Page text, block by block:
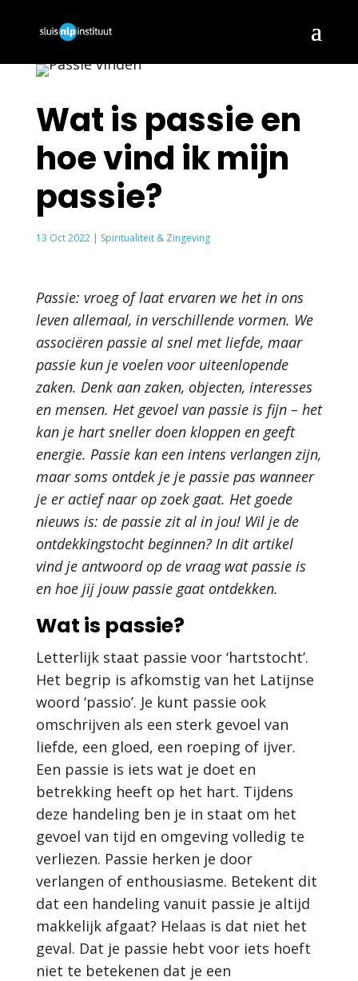
Wat is passie en
hoe vind ik mijn
passie?
13 Oct 2022| Spiritualiteit & Zingeving
Passie: vroeg of laat ervaren we het in ons
leven allemaal, in verschillende vormen. We
associëren passie al snel met liefde, maar
passie kun je voelen voor uiteenlopende
zaken. Denk aan zaken, objecten, interesses
en mensen. Het gevoel van passie is fijn – het
kan je hart sneller doen kloppen en geeft
energie. Passie kan een intens verlangen zijn,
maar soms ontdek je je passie pas wanneer
je er actief naar op zoek gaat. Het goede
nieuws is: de passie zit al in jou! Wil je de
ontdekkingstocht beginnen? In dit artikel
vind je antwoord op de vraag wat passie is
en hoe jij jouw passie gaat ontdekken.
Wat is passie?
Letterlijk staat passie voor ‘hartstocht’.
Het begrip is afkomstig van het Latijnse
woord ‘passio’. Je kunt passie ook
omschrijven als een sterk gevoel van
liefde, een gloed, een roeping of ijver.
Een passie is iets wat je doet en
betrekking heeft op het hart. Tijdens
deze handeling ben je in staat om het
gevoel van tijd en omgeving volledig te
verliezen. Passie herken je door
verlangen of enthousiasme. Betekent dit
dat een handeling vanuit passie je altijd
makkelijk afgaat? Helaas is dat niet het
geval. Dat je passie hebt voor iets hoeft
niet te betekenen dat je een